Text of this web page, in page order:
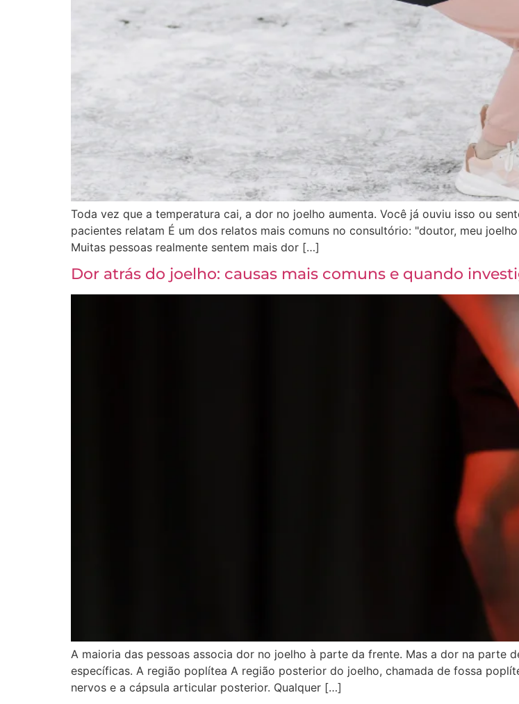
Toda vez que a temperatura cai, a dor no joelho aumenta. Você já ouviu isso ou
pacientes relatam É um dos relatos mais comuns no consultório: "doutor, meu
Muitas pessoas realmente sentem mais dor […]
Dor atrás do joelho: causas mais comuns e quando
A maioria das pessoas associa dor no joelho à parte da frente. Mas a dor na parte
específicas. A região poplítea A região posterior do joelho, chamada de fossa
nervos e a cápsula articular posterior. Qualquer […]